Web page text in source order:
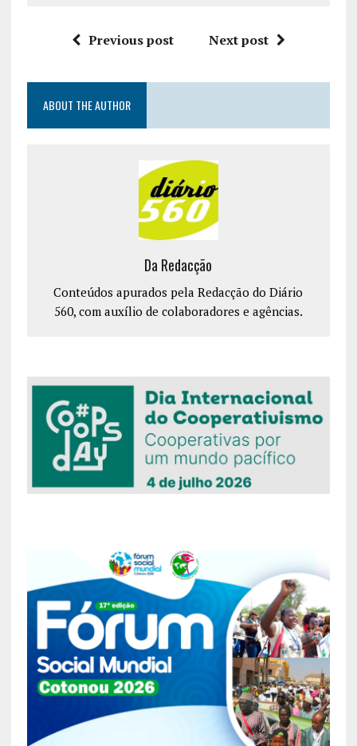
Previous post Next post
ABOUT THE AUTHOR
Da Redacção
Conteúdos apurados pela Redacção do Diário
560, com auxílio de colaboradores e agências.